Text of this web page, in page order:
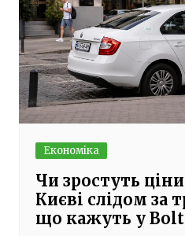
Економіка
Чи зростуть
Києві слідом за
що кажуть у Bolt